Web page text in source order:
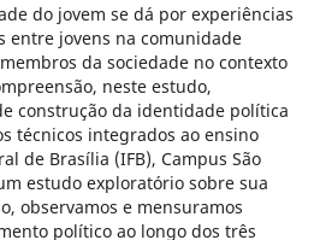
do jovem se dá por experiências
entre jovens na comunidade
da sociedade no contexto
neste estudo,
construção da identidade política
técnicos integrados ao ensino
de Brasília (IFB), Campus São
estudo exploratório sobre sua
observamos e mensuramos
político ao longo dos três